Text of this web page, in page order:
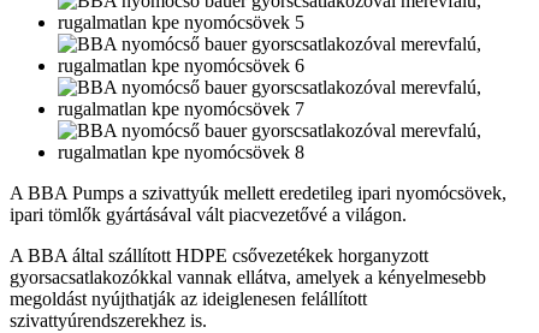
A BBA Pumps a szivattyúk mellett eredetileg ipari nyomócsövek,
ipari tömlők gyártásával vált piacvezetővé a világon.
A BBA által szállított HDPE csővezetékek horganyzott
gyorsacsatlakozókkal vannak ellátva, amelyek a kényelmesebb
megoldást nyújthatják az ideiglenesen felállított
szivattyúrendszerekhez is.